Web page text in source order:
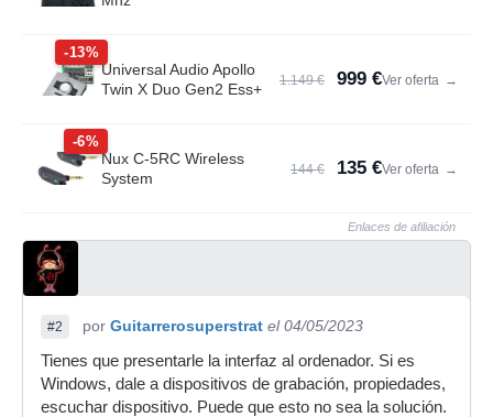
-13%
Universal Audio Apollo
Twin X Duo Gen2 Ess+
1.149 € 999 €Ver oferta →
-6%
Nux C-5RC Wireless
System
144 € 135 €Ver oferta →
Enlaces de afiliación
#2 por Guitarrerosuperstrat el 04/05/2023
Tienes que presentarle la interfaz al ordenador. Si es
Windows, dale a dispositivos de grabación, propiedades,
escuchar dispositivo. Puede que esto no sea la solución.